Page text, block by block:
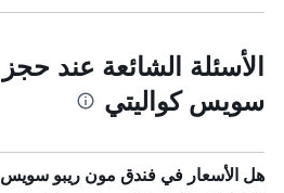
الأسئلة الشائعة عند
سويس كواليتي
هل الأسعار في فندق مون ريبو سويس